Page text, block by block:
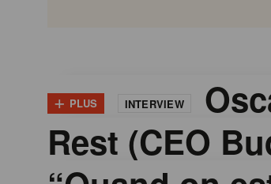
+ PLUS INTERVIEW
Rest (CEO